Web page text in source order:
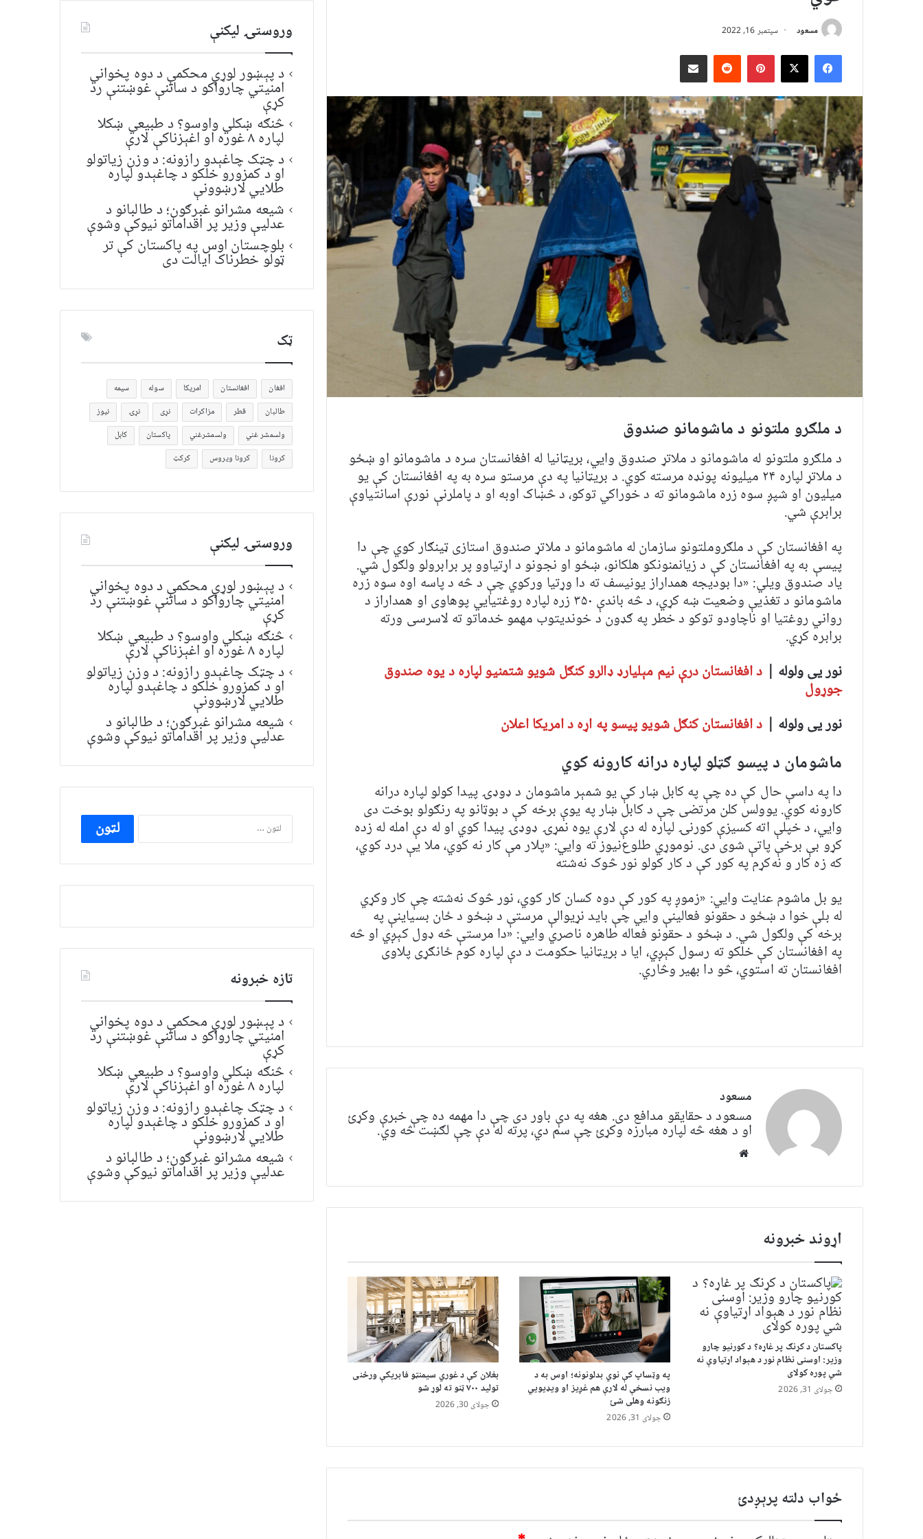
مسعود سپتمبر 16, 2022
Facebook
X
Pinterest
Redditد بریښنالیک له لارې شریک کړئ
د ملګرو ملتونو د ماشومانو صندوق
د ملګرو ملتونو له ماشومانو د ملاتړ صندوق وايي، بریټانیا له افغانستان سره د ماشومانو او ښځو
د ملاتړ لپاره ۲۴ میلیونه پونډه مرسته کوي. د بريټانيا په دې مرستو سره به په افغانستان کې يو
ميليون او شپږ سوه زره ماشومانو ته د خوراکي توکو، د څښاک اوبه او د پاملرنې نورې اسانتياوې
برابرې شي.
په افغانستان کې د ملګروملتونو سازمان له ماشومانو د ملاتړ صندوق استازی ټینګار کوي چې دا
پیسې به په افغانستان کې د زیانمنونکو هلکانو، ښځو او نجونو د اړتیاوو پر برابرولو ولګول شي.
یاد صندوق ویلي: «دا بودیجه همداراز یونیسف ته دا وړتیا ورکوي چې د څه د پاسه اوه سوه زره
ماشومانو د تغذیې وضعیت ښه کړي، د څه باندې ۳۵۰ زره لپاره روغتیايي پوهاوی او همداراز د
رواني روغتیا او ناچاودو توکو د خطر په ګډون د خوندیتوب مهمو خدماتو ته لاسرسی ورته
برابره کړي.
نور یی ولوله | د افغانستان درې نیم مېلیارډ ډالرو کنګل شویو شتمنیو لپاره د یوه صندوق
جوړول
نور یی ولوله | د افغانستان کنګل شویو پیسو په اړه د امریکا اعلان
ماشومان د پیسو ګټلو لپاره درانه کارونه کوي
دا په داسې حال کې ده چې په کابل ښار کې یو شمېر ماشومان د ډوډۍ پیدا کولو لپاره درانه
کارونه کوي. یوولس کلن مرتضی چې د کابل ښار په یوې برخه کې د بوټانو په رنګولو بوخت دی
وايي، د خپلې اته کسیزې کورنۍ لپاره له دې لارې یوه نمړۍ ډوډۍ پيدا کوي او له دې امله له زده
کړو بې برخې پاتې شوی دی. نوموړي طلوع‌نیوز ته وايي: «پلار مې کار نه کوي، ملا یې درد کوي،
که زه کار و نه‌کړم په کور کې د کار کولو نور څوک نه‌شته
یو بل ماشوم عنایت وايي: «زموږ په کور کې دوه کسان کار کوي، نور څوک نه‌شته چې کار وکړي
له بلې خوا د ښځو د حقونو فعالینې وایي چې باید نړیوالې مرستې د ښځو د ځان بسیاینې په
برخه کې ولګول شي. د ښځو د حقونو فعاله طاهره ناصري وايي: «دا مرستې څه ډول کېږي او څه
په افغانستان کې خلکو ته رسول کېږي، ایا د بریټانیا حکومت د دې لپاره کوم ځانګړی پلاوی
افغانستان ته استوي، څو دا بهیر وڅاري.
مسعود
مسعود د حقایقو مدافع دی. هغه په ​​​​دې باور دی چې دا مهمه ده چې خبرې وکړئ
او د هغه څه لپاره مبارزه وکړئ چې سم دي، پرته له دې چې لګښت څه وي.
اړوند خبرونه
پاکستان د کړنګ پر غاړه؟ د کورنیو چارو
وزیر: اوسنی نظام نور د هېواد اړتیاوې نه
شي پوره کولای
جولای 31, 2026
په وټساپ کې نوي بدلونونه؛ اوس به د
ویب نسخې له لارې هم غږیز او ویډیويي
زنګونه وهلی شئ
جولای 31, 2026
بغلان کې د غوري سیمنټو فابریکې ورځنی
تولید ۷۰۰ ټنو ته لوړ شو
جولای 30, 2026
ځواب دلته پرېږدئ
وروستۍ ليکنې
د پېښور لوړې محکمې د دوه پخواني
امنیتي چارواکو د ساتنې غوښتنې رد
کړې
څنګه ښکلي واوسو؟ د طبیعي ښکلا
لپاره ۸ غوره او اغېزناکې لارې
د چټک چاغېدو رازونه: د وزن زیاتولو
او د کمزورو خلکو د چاغېدو لپاره
طلایي لارښوونې
شیعه مشرانو غبرګون؛ د طالبانو د
عدلیې وزیر پر اقداماتو نیوکې وشوې
بلوچستان اوس په پاکستان کې تر
ټولو خطرناک ایالت دی
ټک
افغان افغانستان امریکا سوله
سیمه
طالبان
قطر مزاکرات نړی نړۍ
نیوز
ولسمشر غني
ولسمشرغني پاکستان
کابل
کرونا
کرونا ویروس کرکټ
وروستۍ ليکنې
د پېښور لوړې محکمې د دوه پخواني
امنیتي چارواکو د ساتنې غوښتنې رد
کړې
څنګه ښکلي واوسو؟ د طبیعي ښکلا
لپاره ۸ غوره او اغېزناکې لارې
د چټک چاغېدو رازونه: د وزن زیاتولو
او د کمزورو خلکو د چاغېدو لپاره
طلایي لارښوونې
شیعه مشرانو غبرګون؛ د طالبانو د
عدلیې وزیر پر اقداماتو نیوکې وشوې
ددی
لپاره
لټون:
تازه خبرونه
د پېښور لوړې محکمې د دوه پخواني
امنیتي چارواکو د ساتنې غوښتنې رد
کړې
څنګه ښکلي واوسو؟ د طبیعي ښکلا
لپاره ۸ غوره او اغېزناکې لارې
د چټک چاغېدو رازونه: د وزن زیاتولو
او د کمزورو خلکو د چاغېدو لپاره
طلایي لارښوونې
شیعه مشرانو غبرګون؛ د طالبانو د
عدلیې وزیر پر اقداماتو نیوکې وشوې